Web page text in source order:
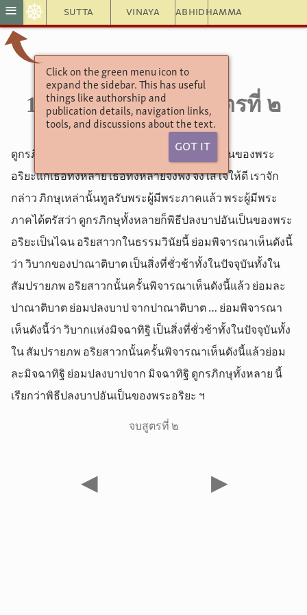
Sutta Vinaya Abhidhamma
≡ ☸
Click on the green menu icon to
expand the sidebar. This has useful
things like authorship and
publication details, navigation links,
tools, and discussions about the text.
Got It
อังคุตตรนิกาย
10.168. ปัจโจโรหณีสูตรที่ ๒
ดูกรภิกษุทั้งหลาย เราจักแสดงพิธีปลงบาปอันเป็นของพระ
อริยะแก่เธอทั้งหลาย เธอทั้งหลายจงฟัง จงใส่ใจให้ดี เราจัก
กล่าว ภิกษุเหล่านั้นทูลรับพระผู้มีพระภาคแล้ว พระผู้มีพระ
ภาคได้ตรัสว่า ดูกรภิกษุทั้งหลายก็พิธีปลงบาปอันเป็นของพระ
อริยะเป็นไฉน อริยสาวกในธรรมวินัยนี้ ย่อมพิจารณาเห็นดังนี้
ว่า วิบากของปาณาติบาต เป็นสิ่งที่ชั่วช้าทั้งในปัจจุบันทั้งใน
สัมปรายภพ อริยสาวกนั้นครั้นพิจารณาเห็นดังนี้แล้ว ย่อมละ
ปาณาติบาต ย่อมปลงบาป จากปาณาติบาต … ย่อมพิจารณา
เห็นดังนี้ว่า วิบากแห่งมิจฉาทิฐิ เป็นสิ่งที่ชั่วช้าทั้งในปัจจุบันทั้ง
ใน สัมปรายภพ อริยสาวกนั้นครั้นพิจารณาเห็นดังนี้แล้วย่อม
ละมิจฉาทิฐิ ย่อมปลงบาปจาก มิจฉาทิฐิ ดูกรภิกษุทั้งหลาย นี้
เรียกว่าพิธีปลงบาปอันเป็นของพระอริยะ ฯ
จบสูตรที่ ๒
◀ ▶